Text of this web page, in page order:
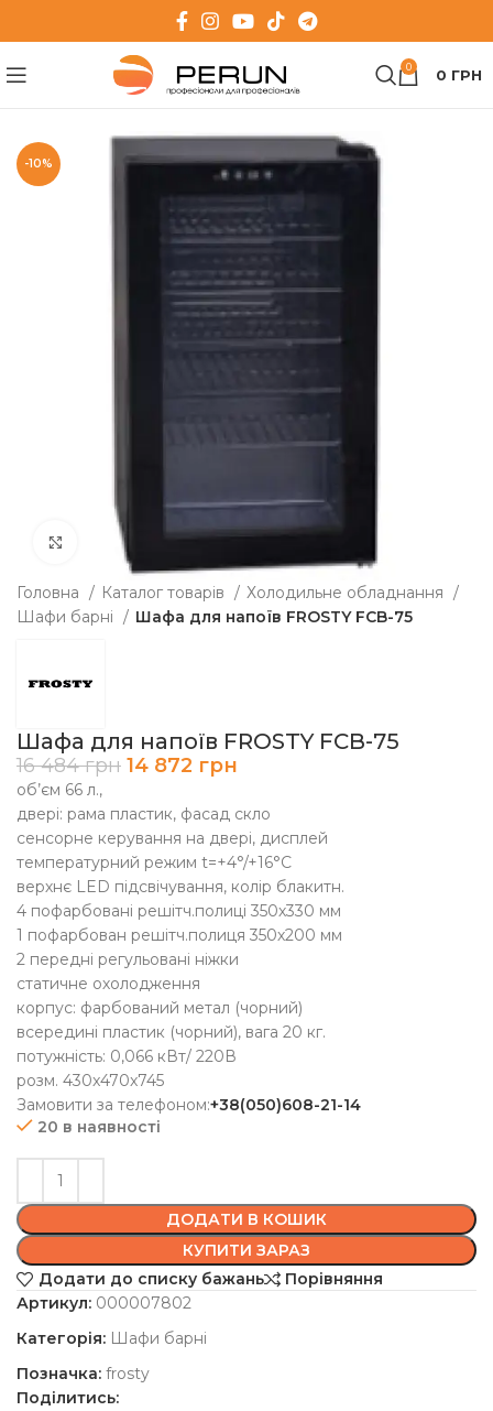
0 0 ГРН
-10%
Клацніть, щоб збільшити
Головна Каталог товарів
Холодильне обладнання
Шафи барні
Шафа для напоїв FROSTY FCB-75
Шафа для напоїв FROSTY FCB-75
16 484грн 14 872 грн
об’єм 66 л.,
двері: рама пластик, фасад скло
сенсорне керування на двері, дисплей
температурний режим t=+4°/+16°C
верхнє LED підсвічування, колір блакитн.
4 пофарбовані решітч.полиці 350х330 мм
1 пофарбован решітч.полиця 350х200 мм
2 передні регульовані ніжки
статичне охолодження
корпус: фарбований метал (чорний)
всередині пластик (чорний), вага 20 кг.
потужність: 0,066 кВт/ 220В
розм. 430x470x745
Замовити за телефоном:+38(050)608-21-14
20 в наявності
ДОДАТИ В КОШИК
КУПИТИ ЗАРАЗ
Додати до списку бажань
Порівняння
Артикул: 000007802
Категорія: Шафи барні
Позначка: frosty
Поділитись: